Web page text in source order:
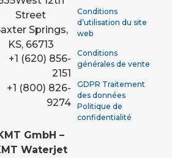
Street
Springs,
KS, 66713
+1 (620) 856-
2151
+1 (800) 826-
9274
GmbH –
Waterjet
Conditions
d’utilisation du site
web
Conditions
générales de vente
GDPR Traitement
des données
Politique de
confidentialité